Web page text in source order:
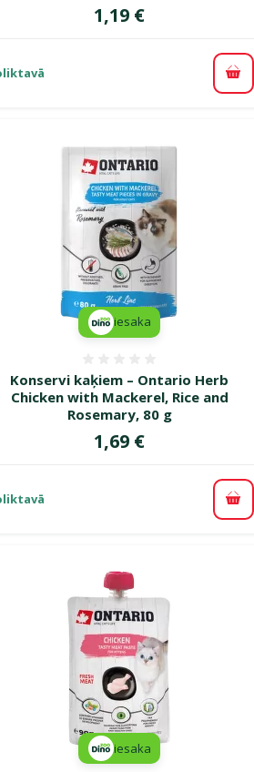
Cena
1,19 €
Konservi kaķiem – Ontario Herb
Chicken with Mackerel, Rice and
Rosemary, 80 g
Cena
1,69 €
iesaka
iesaka